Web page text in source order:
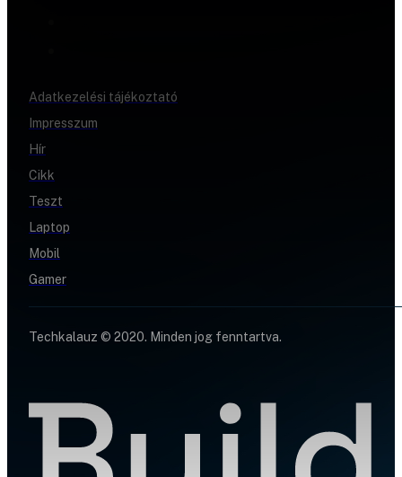
Adatkezelési tájékoztató
Impresszum
Hír
Cikk
Teszt
Laptop
Mobil
Gamer
Techkalauz © 2020. Minden jog fenntartva.